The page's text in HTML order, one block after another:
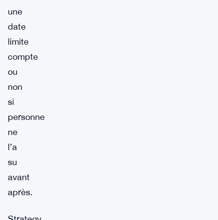
une
date
limite
compte
ou
non
si
personne
ne
l’a
su
avant
après.